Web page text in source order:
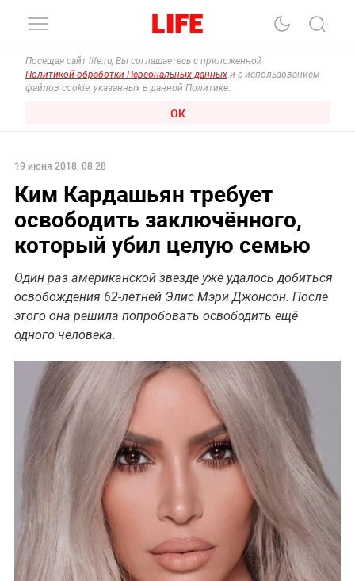
Посещая сайт life.ru, Вы соглашаетесь с приложенной
Политикой обработки Персональных данных и с использованием
файлов cookie, указанных в данной Политике.
ОК
19 июня 2018, 08:28
Ким Кардашьян требует
освободить заключённого,
который убил целую семью
Один раз американской звезде уже удалось добиться
освобождения 62-летней Элис Мэри Джонсон. После
этого она решила попробовать освободить ещё
одного человека.